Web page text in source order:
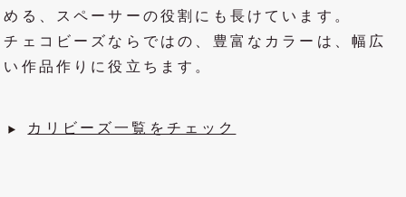
める、スペーサーの役割にも長けています。
チェコビーズならではの、豊富なカラーは、幅広
い作品作りに役立ちます。
カリビーズ一覧をチェック